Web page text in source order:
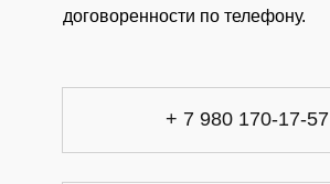
договоренности по телефону.
+ 7 980 170-17-57